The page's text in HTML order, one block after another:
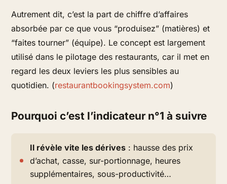
Autrement dit, c’est la part de chiffre d’affaires
absorbée par ce que vous “produisez” (matières) et
“faites tourner” (équipe). Le concept est largement
utilisé dans le pilotage des restaurants, car il met en
regard les deux leviers les plus sensibles au
quotidien. (restaurantbookingsystem.com)
Pourquoi c’est l’indicateur n°1 à suivre
Il révèle vite les dérives : hausse des prix
d’achat, casse, sur-portionnage, heures
supplémentaires, sous-productivité…